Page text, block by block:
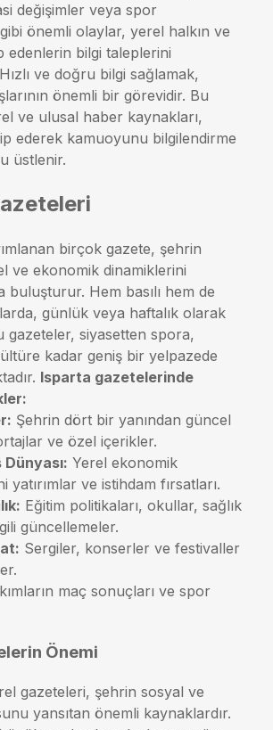
değişimler veya spor
önemli olaylar, yerel halkın ve
edenlerin bilgi taleplerini
ve doğru bilgi sağlamak,
önemli bir görevidir. Bu
ve ulusal haber kaynakları,
ederek kamuoyunu bilgilendirme
üstlenir.
birçok gazete, şehrin
ve ekonomik dinamiklerini
buluşturur. Hem basılı hem de
günlük veya haftalık olarak
gazeteler, siyasetten spora,
kadar geniş bir yelpazede
Isparta gazetelerinde
Şehrin dört bir yanından güncel
ve özel içerikler.
Yerel ekonomik
yatırımlar ve istihdam fırsatları.
Eğitim politikaları, okullar, sağlık
güncellemeler.
Sergiler, konserler ve festivaller
maç sonuçları ve spor
Önemi
gazeteleri, şehrin sosyal ve
yansıtan önemli kaynaklardır.